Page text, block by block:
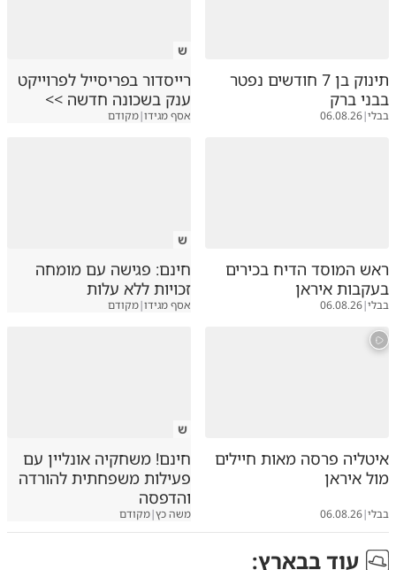
תינוק בן 7 חודשים נפטר
בבני ברק
בבלי|
06.08.26
ש
רייסדור בפריסייל לפרוייקט
ענק בשכונה חדשה >>
אסף מגידו|מקודם
ראש המוסד הדיח בכירים
בעקבות איראן
בבלי|
06.08.26
ש
חינם: פגישה עם מומחה
זכויות ללא עלות
אסף מגידו|מקודם
איטליה פרסה מאות חיילים
מול איראן
בבלי|
06.08.26
ש
חינם! משחקיה אונליין עם
פעילות משפחתית להורדה
והדפסה
משה כץ|מקודם
עוד בבארץ: